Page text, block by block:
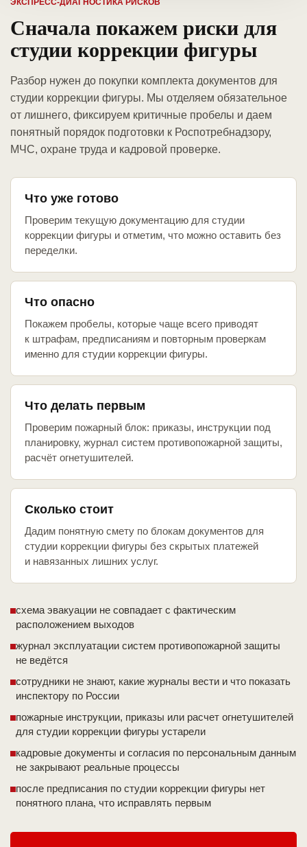
ЭКСПРЕСС-ДИАГНОСТИКА РИСКОВ
Сначала покажем риски для
студии коррекции фигуры
Разбор нужен до покупки комплекта документов для
студии коррекции фигуры. Мы отделяем обязательное
от лишнего, фиксируем критичные пробелы и даем
понятный порядок подготовки к Роспотребнадзору,
МЧС, охране труда и кадровой проверке.
Что уже готово
Проверим текущую документацию для студии
коррекции фигуры и отметим, что можно оставить без
переделки.
Что опасно
Покажем пробелы, которые чаще всего приводят
к штрафам, предписаниям и повторным проверкам
именно для студии коррекции фигуры.
Что делать первым
Проверим пожарный блок: приказы, инструкции под
планировку, журнал систем противопожарной защиты,
расчёт огнетушителей.
Сколько стоит
Дадим понятную смету по блокам документов для
студии коррекции фигуры без скрытых платежей
и навязанных лишних услуг.
схема эвакуации не совпадает с фактическим
расположением выходов
журнал эксплуатации систем противопожарной защиты
не ведётся
сотрудники не знают, какие журналы вести и что показать
инспектору по России
пожарные инструкции, приказы или расчет огнетушителей
для студии коррекции фигуры устарели
кадровые документы и согласия по персональным данным
не закрывают реальные процессы
после предписания по студии коррекции фигуры нет
понятного плана, что исправлять первым